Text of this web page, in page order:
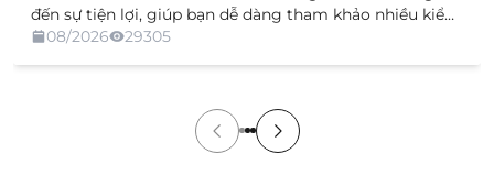
đến sự tiện lợi, giúp bạn dễ dàng tham khảo nhiều kiểu
dáng, chất liệu và mức giá mà không cần trực tiếp đến
08/2026 29305